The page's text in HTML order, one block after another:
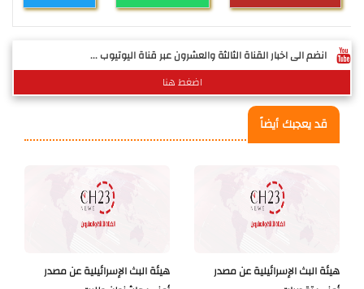
انضم الى اخبار القناة الثالثة والعشرون عبر قناة اليوتيوب ...
اضغط هنا
قد يعجبك أيضاً
هيئة البث الإسرائيلية عن مصدر
هيئة البث الإسرائيلية عن مصدر